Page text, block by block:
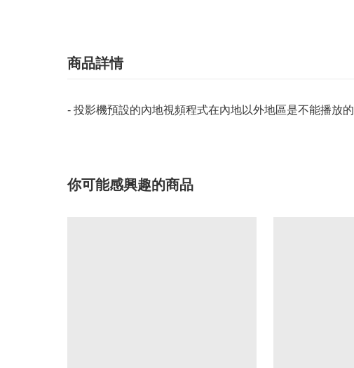
商品詳情
- 投影機預設的內地視頻程式在內地以外地區是不能播放的
你可能感興趣的商品